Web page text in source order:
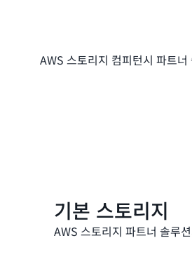
AWS 스토리지 컴피턴시 파트
기본 스토리지
AWS 스토리지 파트너 솔루